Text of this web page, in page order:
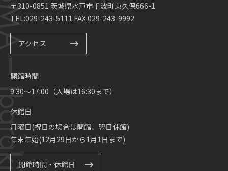
〒310-0851 茨城県水戸市千波町東久保666-1
TEL:029-243-5111 FAX:029-243-9992
アクセス
開館時間
9:30～17:00（入場は16:30まで）
休館日
月曜日(祝日の場合は開館、翌日休館)
年末年始(12月29日から1月1日まで)
開館時間・休館日